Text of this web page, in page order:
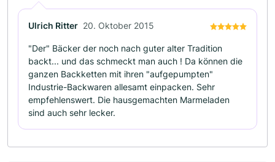
Ulrich Ritter 20. Oktober 2015
"Der" Bäcker der noch nach guter alter Tradition
backt... und das schmeckt man auch ! Da können die
ganzen Backketten mit ihren "aufgepumpten"
Industrie-Backwaren allesamt einpacken. Sehr
empfehlenswert. Die hausgemachten Marmeladen
sind auch sehr lecker.